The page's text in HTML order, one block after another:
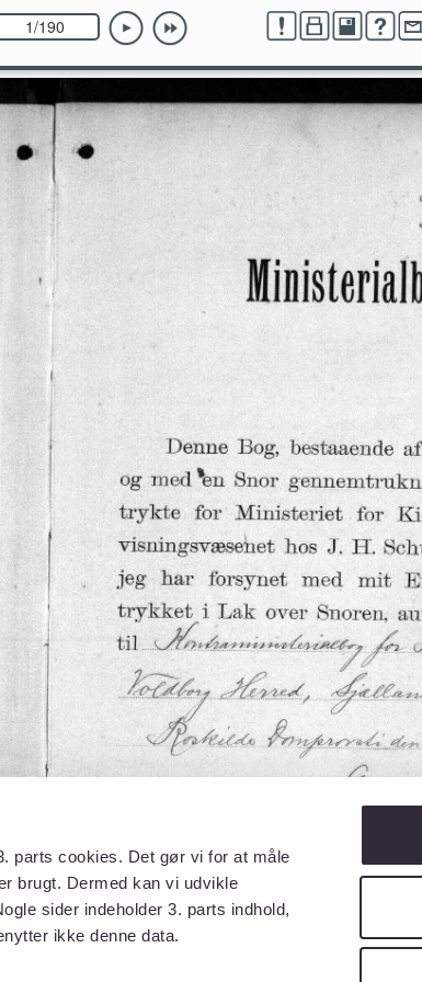
parts cookies. Det gør vi for at måle
brugt. Dermed kan vi udvikle
sider indeholder 3. parts indhold,
ikke denne data.